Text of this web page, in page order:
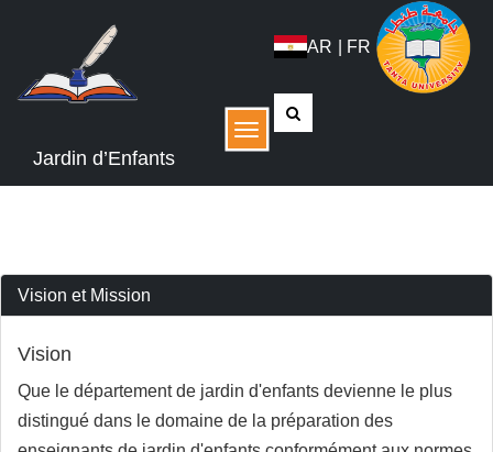
AR FR
القائمة
Jardin d’Enfants
Vision et Mission
Vision
Que le département de jardin d'enfants devienne le plus
distingué dans le domaine de la préparation des